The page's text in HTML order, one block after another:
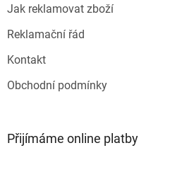
Jak reklamovat zboží
Reklamační řád
Kontakt
Obchodní podmínky
Přijímáme online platby